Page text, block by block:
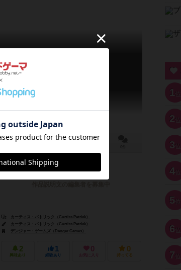
カーティス・パトリック（Curtiss Patrick）
カーティス・パトリック（Curtiss Patrick）
デンジャー・ゲームズ（Danger Games）
2
興味あり
1
経験あり
0
お気に入り
0
持ってる
1 位
2 位
3 位
4位
5 位
6 位
7 位